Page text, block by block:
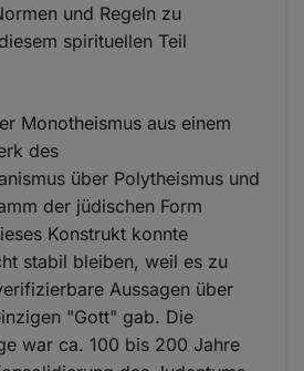
und Regeln zu
spirituellen Teil
Monotheismus aus einem
des
über Polytheismus und
der jüdischen Form
Konstrukt konnte
stabil bleiben, weil es zu
Aussagen über
"Gott" gab. Die
war ca. 100 bis 200 Jahre